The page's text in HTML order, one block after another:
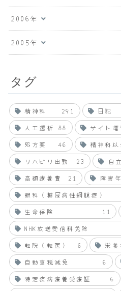
2006年
2005年
タグ
精神科 291 日記
人工透析
88 サイト運
処方薬
46 精神科以
リハビリ出勤
23 自
高額療養費
21 障害
眼科（糖尿病性網膜症）
生命保険
11
NHK放送受信料免除
転院（転医）
6 栄養
自動車税減免
6
特定疾病療養受療証
6